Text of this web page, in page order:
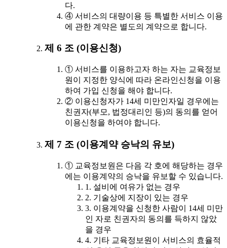
다.
④ 서비스의 대량이용 등 특별한 서비스 이용
에 관한 계약은 별도의 계약으로 합니다.
제 6 조 (이용신청)
① 서비스를 이용하고자 하는 자는 교육정보
원이 지정한 양식에 따라 온라인신청을 이용
하여 가입 신청을 해야 합니다.
② 이용신청자가 14세 미만인자일 경우에는
친권자(부모, 법정대리인 등)의 동의를 얻어
이용신청을 하여야 합니다.
제 7 조 (이용계약 승낙의 유보)
① 교육정보원은 다음 각 호에 해당하는 경우
에는 이용계약의 승낙을 유보할 수 있습니다.
1. 설비에 여유가 없는 경우
2. 기술상에 지장이 있는 경우
3. 이용계약을 신청한 사람이 14세 미만
인 자로 친권자의 동의를 득하지 않았
을 경우
4. 기타 교육정보원이 서비스의 효율적